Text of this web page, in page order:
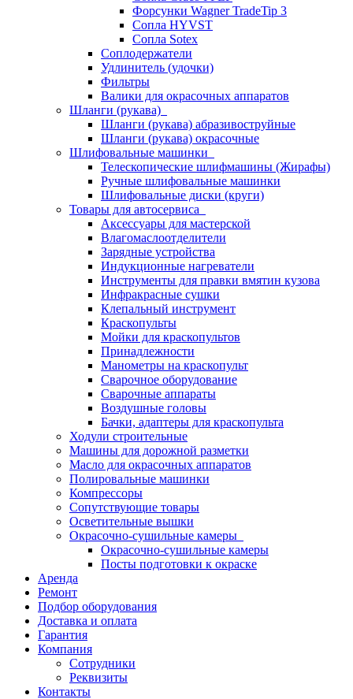
Форсунки Wagner TradeTip 3
Сопла HYVST
Сопла Sotex
Соплодержатели
Удлинитель (удочки)
Фильтры
Валики для окрасочных аппаратов
Шланги (рукава)
Шланги (рукава) абразивоструйные
Шланги (рукава) окрасочные
Шлифовальные машинки
Телескопические шлифмашины (Жирафы)
Ручные шлифовальные машинки
Шлифовальные диски (круги)
Товары для автосервиса
Аксессуары для мастерской
Влагомаслоотделители
Зарядные устройства
Индукционные нагреватели
Инструменты для правки вмятин кузова
Инфракрасные сушки
Клепальный инструмент
Краскопульты
Мойки для краскопультов
Принадлежности
Манометры на краскопульт
Сварочное оборудование
Сварочные аппараты
Воздушные головы
Бачки, адаптеры для краскопульта
Ходули строительные
Машины для дорожной разметки
Масло для окрасочных аппаратов
Полировальные машинки
Компрессоры
Сопутствующие товары
Осветительные вышки
Окрасочно-сушильные камеры
Окрасочно-сушильные камеры
Посты подготовки к окраске
Аренда
Ремонт
Подбор оборудования
Доставка и оплата
Гарантия
Компания
Сотрудники
Реквизиты
Контакты